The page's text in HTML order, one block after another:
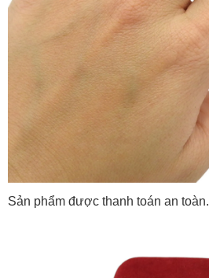
Sản phẩm được thanh toán an toàn.